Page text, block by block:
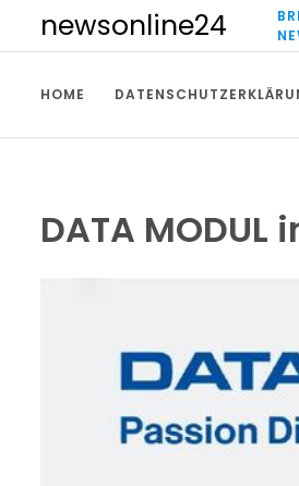
i
newsonline24
HOME
DATA